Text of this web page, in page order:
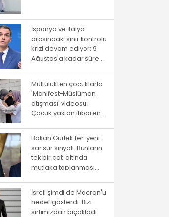
İspanya ve İtalya
arasındaki sınır kontrolü
krizi devam ediyor: 9
Ağustos'a kadar süre
Müftülükten çocuklarla
'Manifest-Müslüman
atışması' videosu:
Çocuk yaştan itibaren
Bakan Gürlek'ten yeni
sansür sinyali: Bunların
tek bir çatı altında
mutlaka toplanması
İsrail şimdi de Macron'u
hedef gösterdi: Bizi
sırtımızdan bıçakladı